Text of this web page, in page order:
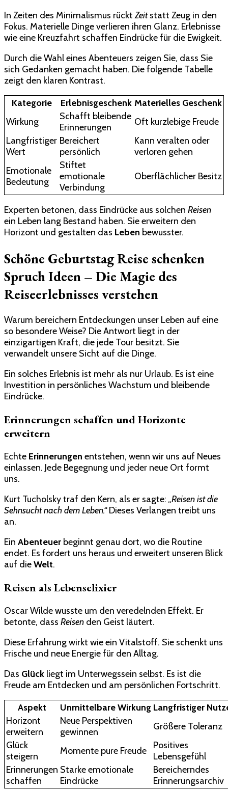
In Zeiten des Minimalismus rücktZeitstatt Zeug in den
Fokus. Materielle Dinge verlieren ihren Glanz. Erlebnisse
wie eine Kreuzfahrt schaffen Eindrücke für die Ewigkeit.
Durch die Wahl eines Abenteuers zeigen Sie, dass Sie
sich Gedanken gemacht haben. Die folgende Tabelle
zeigt den klaren Kontrast.
Kategorie
Erlebnisgeschenk Materielles Geschenk
Wirkung
Schafft bleibende
Erinnerungen
Oft kurzlebige Freude
Langfristiger
Wert
Bereichert
persönlich
Kann veralten oder
verloren gehen
Emotionale
Bedeutung
Stiftet
emotionale
Verbindung
Oberflächlicher Besitz
Experten betonen, dass Eindrücke aus solchen Reisen
ein Leben lang Bestand haben. Sie erweitern den
Horizont und gestalten das Leben bewusster.
Schöne Geburtstag Reise schenken
Spruch​ Ideen – Die Magie des
Reiseerlebnisses verstehen
Warum bereichern Entdeckungen unser Leben auf eine
so besondere Weise? Die Antwort liegt in der
einzigartigen Kraft, die jede Tour besitzt. Sie
verwandelt unsere Sicht auf die Dinge.
Ein solches Erlebnis ist mehr als nur Urlaub. Es ist eine
Investition in persönliches Wachstum und bleibende
Eindrücke.
Erinnerungen schaffen und Horizonte
erweitern
Echte Erinnerungen entstehen, wenn wir uns auf Neues
einlassen. Jede Begegnung und jeder neue Ort formt
uns.
Kurt Tucholsky traf den Kern, als er sagte: „Reisen ist die
Sehnsucht nach dem Leben.“Dieses Verlangen treibt uns
an.
Ein Abenteuer beginnt genau dort, wo die Routine
endet. Es fordert uns heraus und erweitert unseren Blick
auf dieWelt.
Reisen als Lebenselixier
Oscar Wilde wusste um den veredelnden Effekt. Er
betonte, dass Reisen den Geist läutert.
Diese Erfahrung wirkt wie ein Vitalstoff. Sie schenkt uns
Frische und neue Energie für den Alltag.
Das Glück liegt im Unterwegssein selbst. Es ist die
Freude am Entdecken und am persönlichen Fortschritt.
Aspekt
Unmittelbare Wirkung Langfristiger
Horizont
erweitern
Neue Perspektiven
gewinnen
Größere Toleranz
Glück
steigern
Momente pure Freude
Positives
Lebensgefühl
Erinnerungen
schaffen
Starke emotionale
Eindrücke
Bereicherndes
Erinnerungsarchiv